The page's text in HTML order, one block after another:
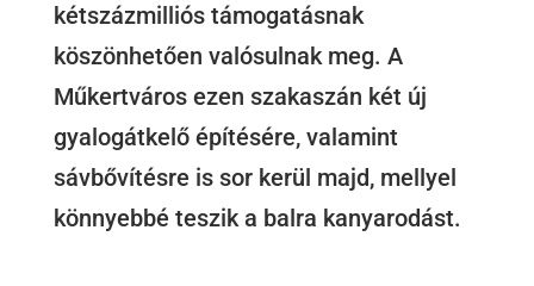
kétszázmilliós támogatásnak
köszönhetően valósulnak meg. A
Műkertváros ezen szakaszán két új
gyalogátkelő építésére, valamint
sávbővítésre is sor kerül majd, mellyel
könnyebbé teszik a balra kanyarodást.